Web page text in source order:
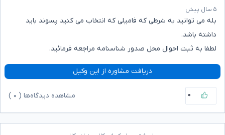
۵ سال پیش
بله می توانید به شرطی که فامیلی که انتخاب می کنید پسوند باید
داشته باشد.
لطفا به ثبت احوال محل صدور شناسنامه مراجعه فرمائید.
دریافت مشاوره از این وکیل
۰ مشاهده دیدگاه‌ها ( ۰